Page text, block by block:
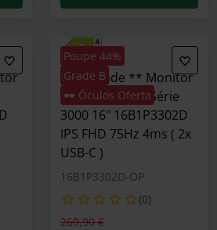
Poupe 44%
Grade B
🕶️ Óculos Oferta
** B Grade ** Monitor
Portátil Philips Série
3000 16" 16B1P3302D
IPS FHD 75Hz 4ms ( 2x
USB-C )
16B1P3302D-OP
(0)
Preço reduzido de
269,90 €para